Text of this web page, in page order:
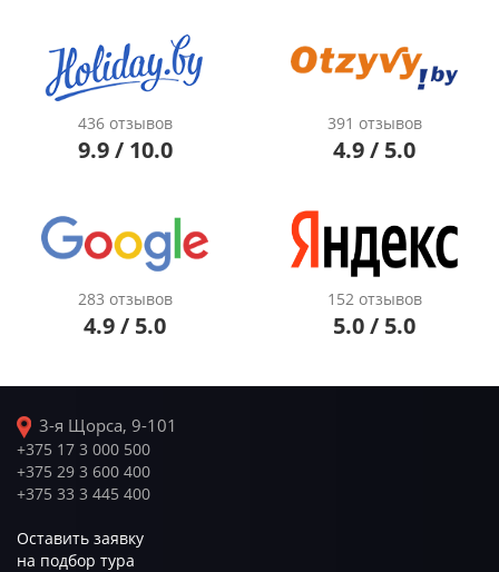
436 отзывов
9.9 / 10.0
391 отзывов
4.9 / 5.0
283 отзывов
4.9 / 5.0
152 отзывов
5.0 / 5.0
3-я Щорса, 9-101
+375 17 3 000 500
+375 29 3 600 400
+375 33 3 445 400
Оставить заявку
на подбор тура